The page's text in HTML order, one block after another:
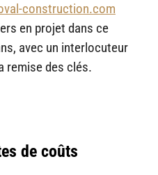
construction.com
en projet dans ce
avec un interlocuteur
remise des clés.
de coûts